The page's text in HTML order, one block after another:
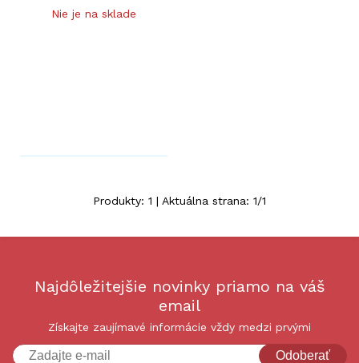
Nie je na sklade
Produkty: 1 | Aktuálna strana: 1/1
Najdôležitejšie novinky priamo na váš
email
Získajte zaujímavé informácie vždy medzi prvými
Odoberať